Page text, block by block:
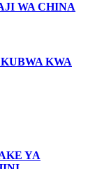
WA CHINA
KWA
YA